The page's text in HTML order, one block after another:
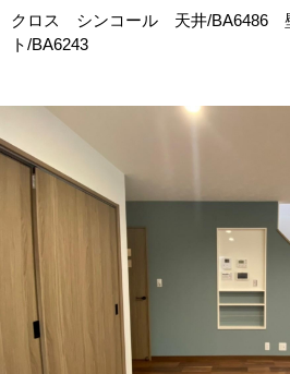
クロス シンコール 天井/BA6486
ト/BA6243